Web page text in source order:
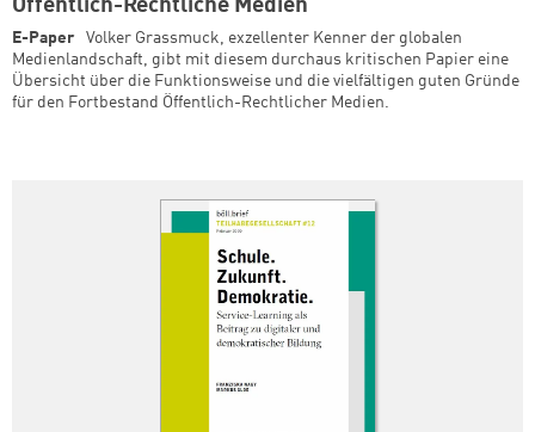
Öffentlich-Rechtliche Medien
E-Paper
Volker Grassmuck, exzellenter Kenner der globalen
Medienlandschaft, gibt mit diesem durchaus kritischen Papier eine
Übersicht über die Funktionsweise und die vielfältigen guten Gründe
für den Fortbestand Öffentlich-Rechtlicher Medien.